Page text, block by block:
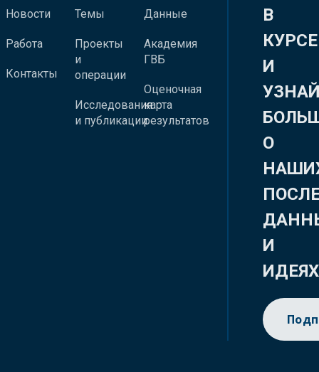
Новости
Работа
Контакты
Темы
Проекты
и
операции
Исследования
и публикации
Данные
Академия
ГВБ
Оценочная
карта
результатов
В
КУРСЕ
И
О
И
ИДЕЯХ